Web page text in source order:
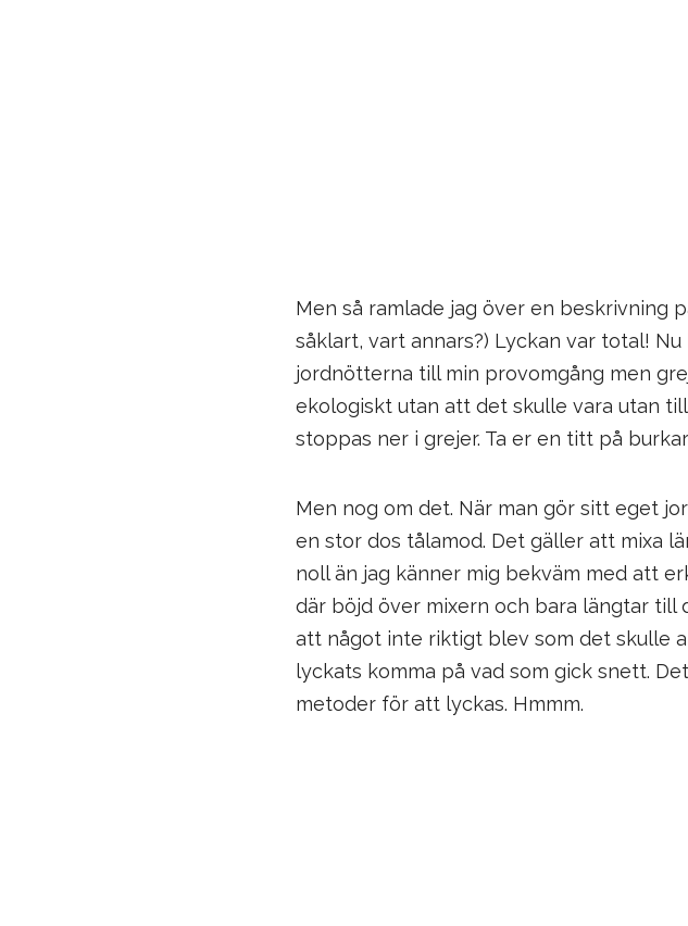
Men så ramlade jag över en beskrivning
såklart, vart annars?) Lyckan var total!
jordnötterna till min provomgång men
ekologiskt utan att det skulle vara utan
stoppas ner i grejer. Ta er en titt på
Men nog om det. När man gör sitt eget
en stor dos tålamod. Det gäller att mixa
noll än jag känner mig bekväm med att
där böjd över mixern och bara längtar till
att något inte riktigt blev som det skulle
lyckats komma på vad som gick snett.
metoder för att lyckas. Hmmm.